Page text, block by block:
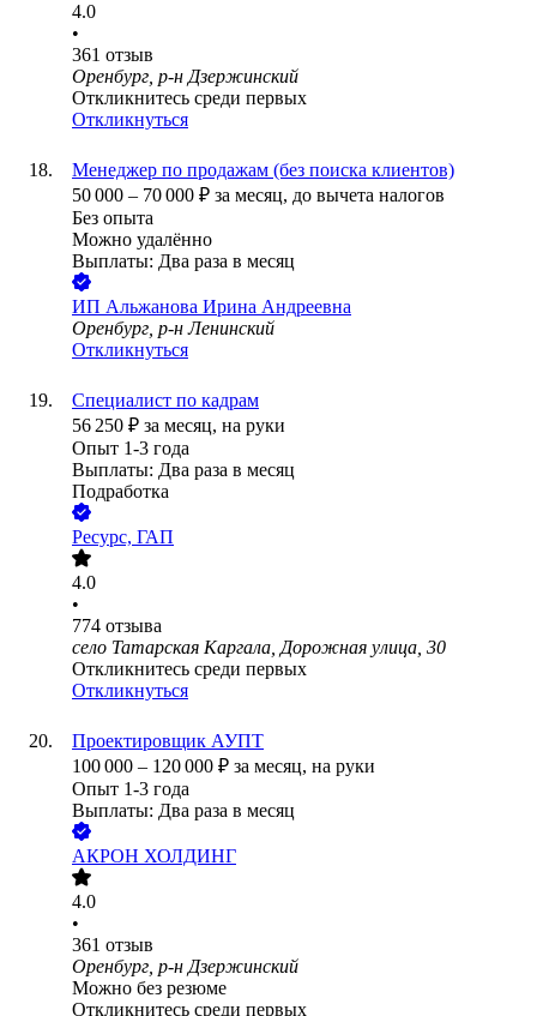
4.0
•
361 отзыв
Оренбург, р-н Дзержинский
Откликнитесь среди первых
Откликнуться
Менеджер по продажам (без поиска клиентов)
50 000 – 70 000 ₽ за месяц, до вычета налогов
Без опыта
Можно удалённо
Выплаты: Два раза в месяц
ИП Альжанова Ирина Андреевна
Оренбург, р-н Ленинский
Откликнуться
Специалист по кадрам
56 250 ₽ за месяц, на руки
Опыт 1-3 года
Выплаты: Два раза в месяц
Подработка
Ресурс, ГАП
4.0
•
774 отзыва
село Татарская Каргала, Дорожная улица, 30
Откликнитесь среди первых
Откликнуться
Проектировщик АУПТ
100 000 – 120 000 ₽ за месяц, на руки
Опыт 1-3 года
Выплаты: Два раза в месяц
АКРОН ХОЛДИНГ
4.0
•
361 отзыв
Оренбург, р-н Дзержинский
Можно без резюме
Откликнитесь среди первых